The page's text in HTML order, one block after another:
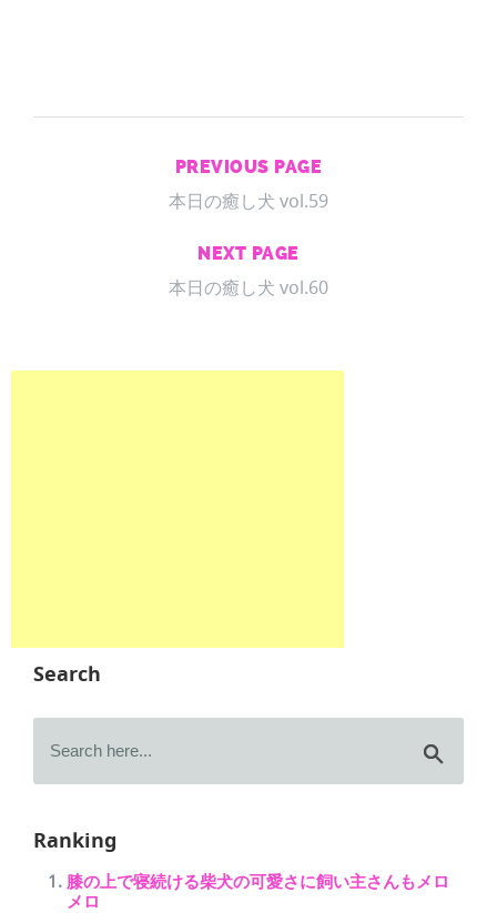
PREVIOUS PAGE
本日の癒し犬 vol.59
NEXT PAGE
本日の癒し犬 vol.60
Search
Ranking
膝の上で寝続ける柴犬の可愛さに飼い主さんもメロ
メロ